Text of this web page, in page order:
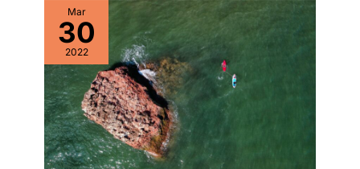
pompe, 1 sac à dos
paddle board, 1 sac
étanche, 1 kit de
réparation et 3
notices. Grâce à ses
11 anneaux en D, ce
stand paddle
gonflable permet de
fixer siège ou glacière
facilement. Ce paddle
Mar
30
2022